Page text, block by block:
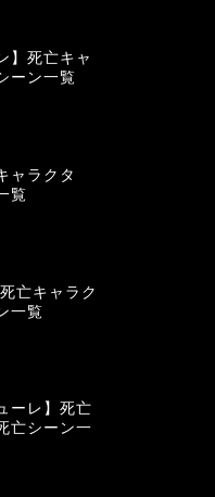
】死亡キャ
ーン一覧
ャラクタ
覧
亡キャラク
一覧
ーレ】死亡
亡シーン一